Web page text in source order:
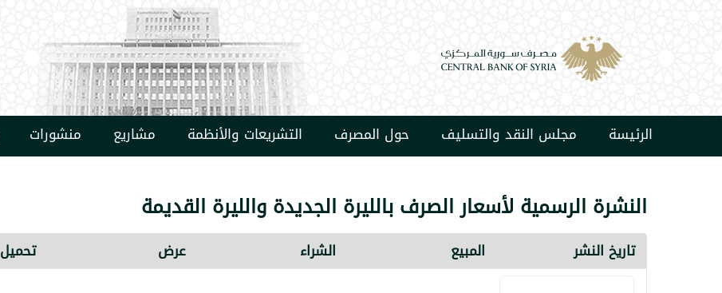
الرئيسة مجلس النقد والتسليف حول المصرف التشريعات والأنظمة مشاريع منشورات
النشرة الرسمية لأسعار الصرف بالليرة الجديدة والليرة القديمة
تاريخ النشر المبيع الشراء عرض تحميل